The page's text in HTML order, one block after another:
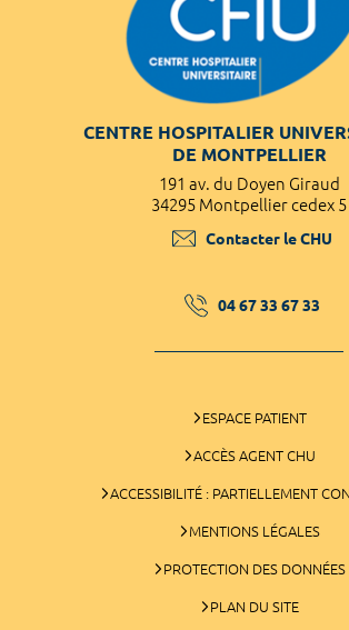
CENTRE HOSPITALIER
DE MONTPELLIER
191 av. du Doyen Giraud
34295 Montpellier cedex 5
Contacter le CHU
04 67 33 67 33
ESPACE PATIENT
ACCÈS AGENT CHU
ACCESSIBILITÉ : PARTIELLEMENT
MENTIONS LÉGALES
PROTECTION DES DONNÉES
PLAN DU SITE